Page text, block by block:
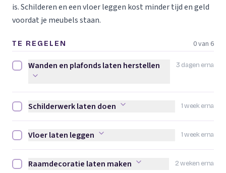
is. Schilderen en een vloer leggen kost minder tijd en geld
voordat je meubels staan.
TE REGELEN 0 van 6
3 dagen erna
Wanden en plafonds laten herstellen afvinken
Wanden en plafonds laten herstellen
1 week erna
Schilderwerk laten doen afvinken
Schilderwerk laten doen
1 week erna
Vloer laten leggen afvinken
Vloer laten leggen
2 weken erna
Raamdecoratie laten maken afvinken
Raamdecoratie laten maken